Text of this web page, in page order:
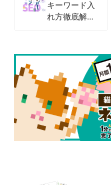
キーワード入
れ方徹底解
047-114-